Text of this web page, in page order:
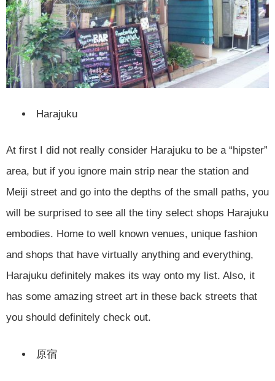
Harajuku
At first I did not really consider Harajuku to be a “hipster”
area, but if you ignore main strip near the station and
Meiji street and go into the depths of the small paths, you
will be surprised to see all the tiny select shops Harajuku
embodies. Home to well known venues, unique fashion
and shops that have virtually anything and everything,
Harajuku definitely makes its way onto my list. Also, it
has some amazing street art in these back streets that
you should definitely check out.
原宿